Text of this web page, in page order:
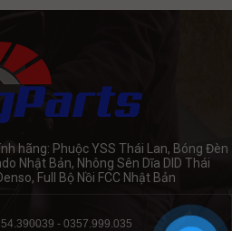
hãng: Phuộc YSS Thái Lan, Bóng Đèn
Nhật Bản, Nhông Sên Dĩa DID Thái
Full Bộ Nồi FCC Nhật Bản
- 0357.999.035